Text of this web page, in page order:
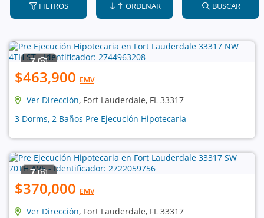
FILTROS ORDENAR BUSCAR
7
$463,900 EMV
Ver Dirección, Fort Lauderdale, FL 33317
3 Dorms, 2 Baños Pre Ejecución Hipotecaria
7
$370,000 EMV
Ver Dirección, Fort Lauderdale, FL 33317